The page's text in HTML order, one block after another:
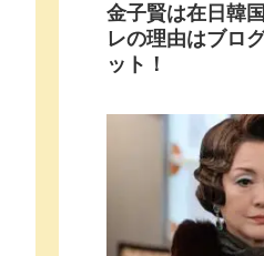
金子賢は在日韓
レの理由はブロ
ット！